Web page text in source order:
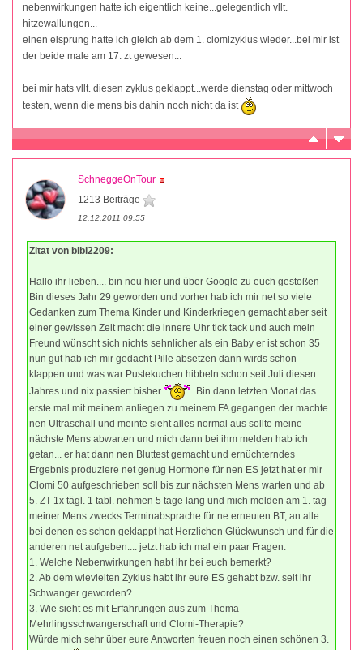
nebenwirkungen hatte ich eigentlich keine...gelegentlich vllt.
hitzewallungen...
einen eisprung hatte ich gleich ab dem 1. clomizyklus wieder...bei mir ist
der beide male am 17. zt gewesen...
bei mir hats vllt. diesen zyklus geklappt...werde dienstag oder mittwoch
testen, wenn die mens bis dahin noch nicht da ist
SchneggeOnTour
1213 Beiträge
12.12.2011 09:55
Zitat von bibi2209:
Hallo ihr lieben.... bin neu hier und über Google zu euch gestoßen
Bin dieses Jahr 29 geworden und vorher hab ich mir net so viele
Gedanken zum Thema Kinder und Kinderkriegen gemacht aber seit
einer gewissen Zeit macht die innere Uhr tick tack und auch mein
Freund wünscht sich nichts sehnlicher als ein Baby er ist schon 35
nun gut hab ich mir gedacht Pille absetzen dann wirds schon
klappen und was war Pustekuchen hibbeln schon seit Juli diesen
Jahres und nix passiert bisher
. Bin dann letzten Monat das
erste mal mit meinem anliegen zu meinem FA gegangen der machte
nen Ultraschall und meinte sieht alles normal aus sollte meine
nächste Mens abwarten und mich dann bei ihm melden hab ich
getan... er hat dann nen Bluttest gemacht und ernüchterndes
Ergebnis produziere net genug Hormone für nen ES jetzt hat er mir
Clomi 50 aufgeschrieben soll bis zur nächsten Mens warten und ab
5. ZT 1x tägl. 1 tabl. nehmen 5 tage lang und mich melden am 1. tag
meiner Mens zwecks Terminabsprache für ne erneuten BT, an alle
bei denen es schon geklappt hat Herzlichen Glückwunsch und für die
anderen net aufgeben.... jetzt hab ich mal ein paar Fragen:
1. Welche Nebenwirkungen habt ihr bei euch bemerkt?
2. Ab dem wievielten Zyklus habt ihr eure ES gehabt bzw. seit ihr
Schwanger geworden?
3. Wie sieht es mit Erfahrungen aus zum Thema
Mehrlingsschwangerschaft und Clomi-Therapie?
Würde mich sehr über eure Antworten freuen noch einen schönen 3.